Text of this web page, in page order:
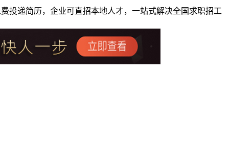
投递简历，企业可直招本地人才，一站式解决全国求职招工